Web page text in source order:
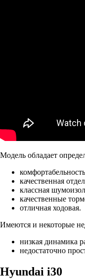
Модель обладает
качественная
классная
качественные
отличная ходовая.
Имеются и некоторые
низкая динамика
недостаточно
Hyundai i30